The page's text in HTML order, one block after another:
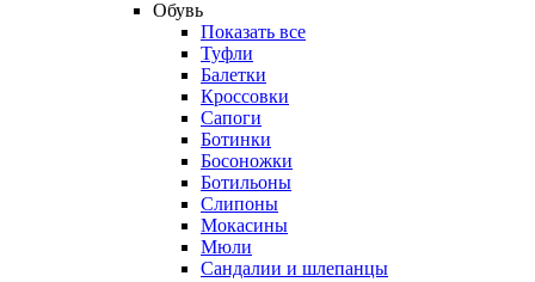
Обувь
Показать все
Туфли
Балетки
Кроссовки
Сапоги
Ботинки
Босоножки
Ботильоны
Слипоны
Мокасины
Мюли
Сандалии и шлепанцы